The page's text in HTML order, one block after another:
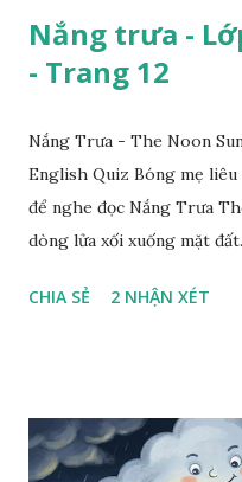
Nắng trưa -
- Trang 12
Nắng Trưa - The Noon
English Quiz Bóng mẹ
để nghe đọc Nắng Trưa
dòng lửa xối xuống mặt
CHIA SẺ 2 NHẬN XÉT